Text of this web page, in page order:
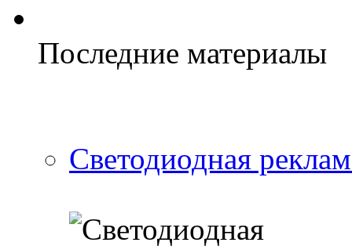
Последние материалы
Светодиодная